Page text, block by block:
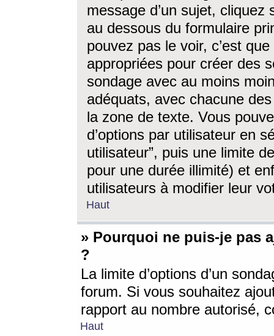
message d’un sujet, cliquez
au dessous du formulaire
pouvez pas le voir, c’est
appropriées pour créer des
sondage avec au moins
adéquats, avec chacune
la zone de texte. Vous
d’options par utilisateur en
utilisateur”, puis une limite
pour une durée illimité) et
utilisateurs à modifier leur
Haut
» Pourquoi ne puis-je pas
?
La limite d’options d’un
forum. Si vous souhaitez
rapport au nombre autorisé,
Haut